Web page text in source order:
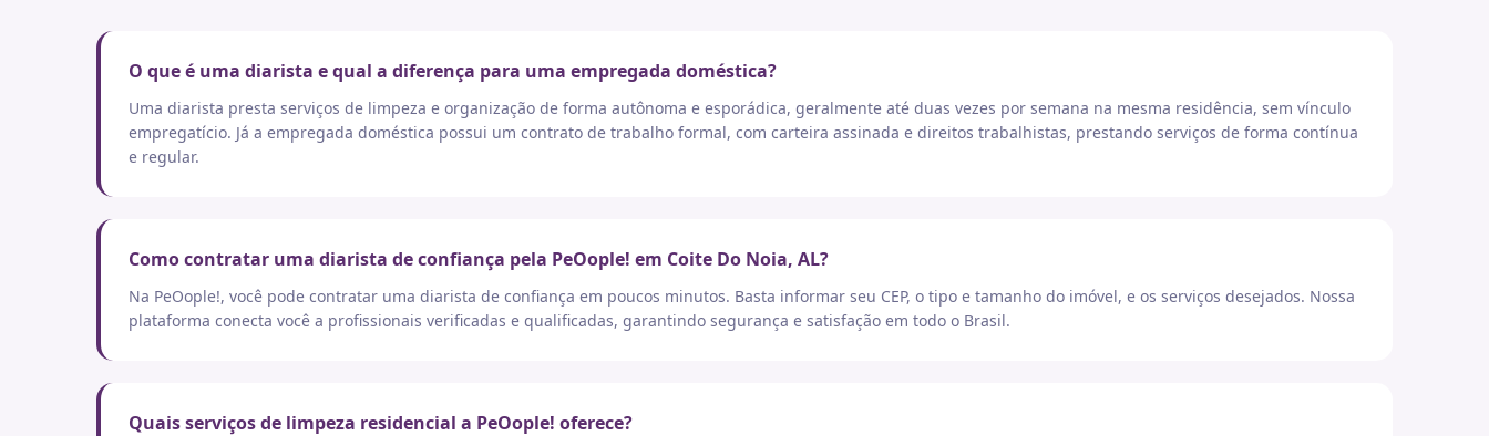
O que é uma diarista e qual a diferença para uma empregada doméstica?
Uma diarista presta serviços de limpeza e organização de forma autônoma e esporádica, geralmente até duas vezes por semana na mesma residência, sem vínculo
empregatício. Já a empregada doméstica possui um contrato de trabalho formal, com carteira assinada e direitos trabalhistas, prestando serviços de forma contínua
e regular.
Como contratar uma diarista de confiança pela PeOople! em Coite Do Noia, AL?
Na PeOople!, você pode contratar uma diarista de confiança em poucos minutos. Basta informar seu CEP, o tipo e tamanho do imóvel, e os serviços desejados. Nossa
plataforma conecta você a profissionais verificadas e qualificadas, garantindo segurança e satisfação em todo o Brasil.
Quais serviços de limpeza residencial a PeOople! oferece?